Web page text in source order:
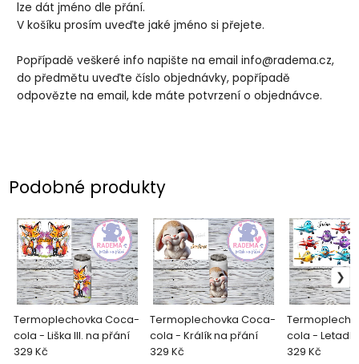
lze dát jméno dle přání.
V košíku prosím uveďte jaké jméno si přejete.
Popřípadě veškeré info napište na email info@radema.cz,
do předmětu uveďte číslo objednávky, popřípadě
odpovězte na email, kde máte potvrzení o objednávce.
Podobné produkty
Termoplechovka Coca-
cola - Liška III. na přání
329 Kč
Termoplechovka Coca-
cola - Králík na přání
329 Kč
cola -
329 Kč